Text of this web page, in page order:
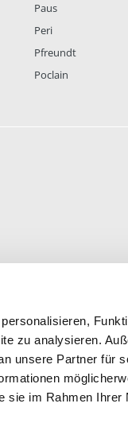
zu analysieren.
unsere Partner für
sie im Rahmen Ihrer
Paus
Peri
Pfreundt
Poclain
FOREN STATISTIK